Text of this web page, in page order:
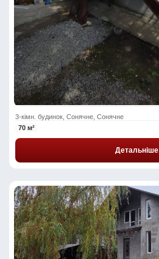
3-кімн. будинок, Сонячне, Сонячне
70 м²
Детальніше